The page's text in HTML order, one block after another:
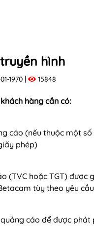
hình
1970 15848
hàng cần có:
cáo (nếu thuộc một
phép)
(TVC hoặc TGT) được
tùy theo yêu
cáo để được phát